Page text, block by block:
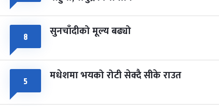
८ सुनचाँदीको मूल्य बढ्यो
५ मधेशमा भयको रोटी सेक्दै सीके राउत